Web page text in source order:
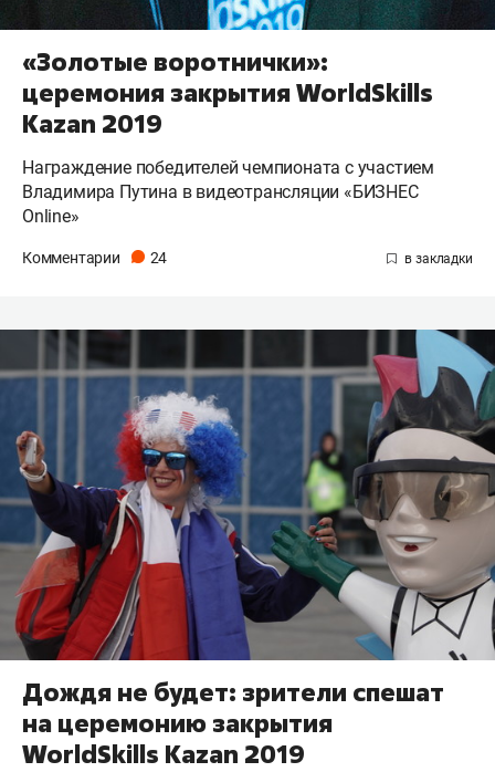
«Золотые воротнички»:
церемония закрытия WorldSkills
Kazan 2019
Награждение победителей чемпионата с участием
Владимира Путина в видеотрансляции «БИЗНЕС
Online»
Комментарии 24
Дождя не будет: зрители спешат
на церемонию закрытия
WorldSkills Kazan 2019